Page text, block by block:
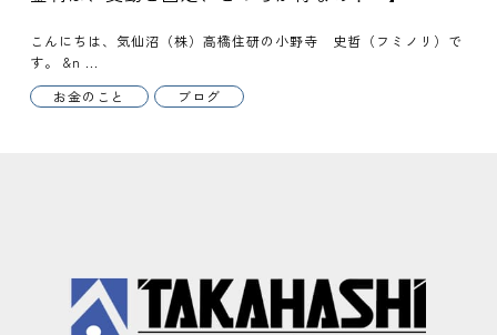
こんにちは、気仙沼（株）高橋住研の小野寺 史哲（フミノリ）で
す。 &n ...
お金のこと
ブログ